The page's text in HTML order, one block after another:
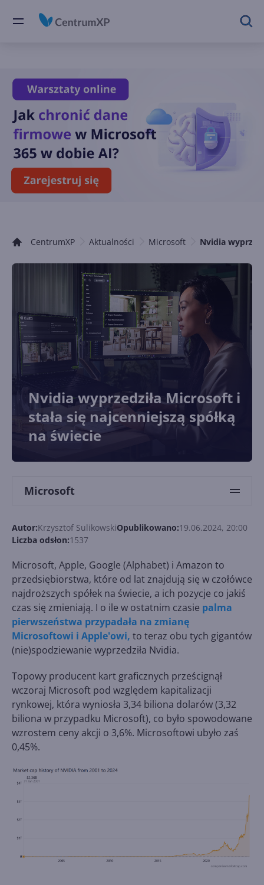
CentrumXP Aktualności Microsoft Nvidia
Nvidia wyprzedziła Microsoft i
stała się najcenniejszą spółką
na świecie
Microsoft
Autor:Krzysztof SulikowskiOpublikowano:19.06.2024, 20:00
Liczba odsłon:1537
Microsoft, Apple, Google (Alphabet) i Amazon to
przedsiębiorstwa, które od lat znajdują się w czołówce
najdroższych spółek na świecie, a ich pozycje co jakiś
czas się zmieniają. I o ile w ostatnim czasie palma
pierwszeństwa przypadała na zmianę
Microsoftowi i Apple'owi, to teraz obu tych gigantów
(nie)spodziewanie wyprzedziła Nvidia.
Topowy producent kart graficznych prześcignął
wczoraj Microsoft pod względem kapitalizacji
rynkowej, która wyniosła 3,34 biliona dolarów (3,32
biliona w przypadku Microsoft), co było spowodowane
wzrostem ceny akcji o 3,6%. Microsoftowi ubyło zaś
0,45%.